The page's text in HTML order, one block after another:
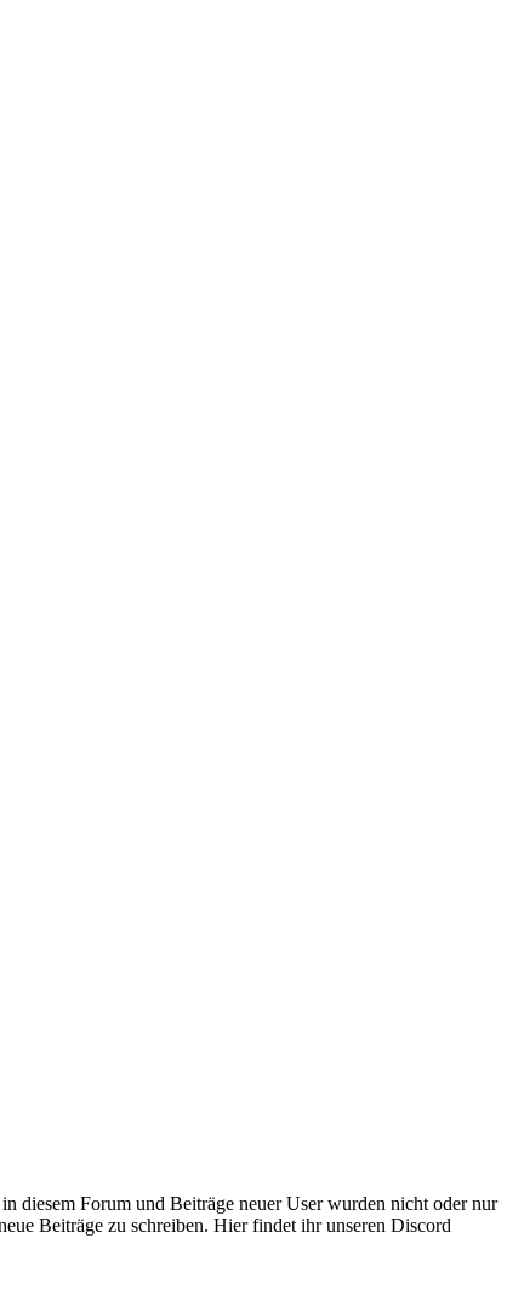
diesem Forum und Beiträge neuer User wurden nicht oder nur
Beiträge zu schreiben. Hier findet ihr unseren Discord